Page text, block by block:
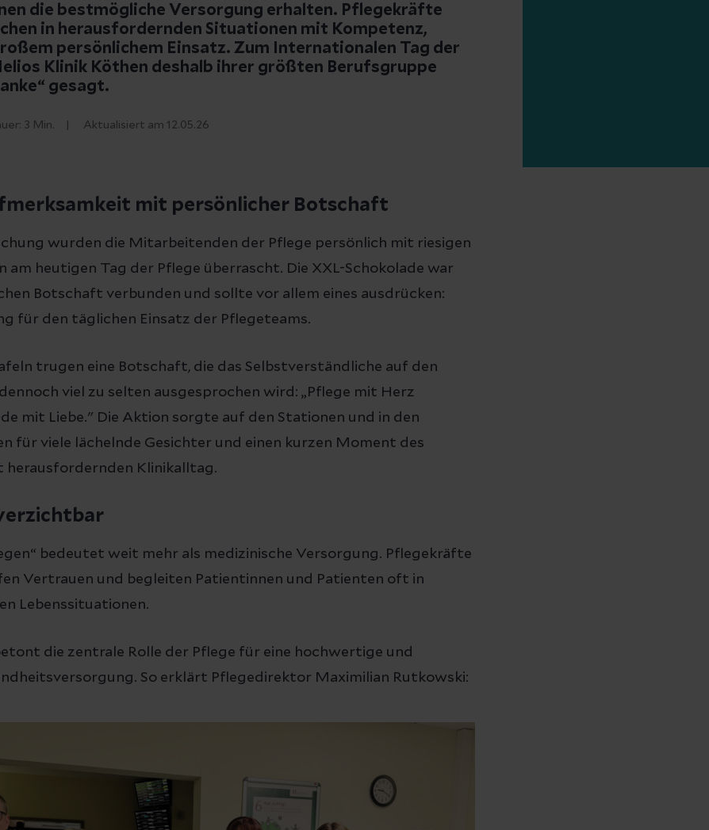
die bestmögliche Versorgung erhalten. Pflegekräfte
in herausfordernden Situationen mit Kompetenz,
persönlichem Einsatz. Zum Internationalen Tag der
Klinik Köthen deshalb ihrer größten Berufsgruppe
gesagt.
3 Min. Aktualisiert am 12.05.26
mit persönlicher Botschaft
wurden die Mitarbeitenden der Pflege persönlich mit riesigen
am heutigen Tag der Pflege überrascht. Die XXL-Schokolade war
Botschaft verbunden und sollte vor allem eines ausdrücken:
für den täglichen Einsatz der Pflegeteams.
trugen eine Botschaft, die das Selbstverständliche auf den
viel zu selten ausgesprochen wird: „Pflege mit Herz
mit Liebe." Die Aktion sorgte auf den Stationen und in den
für viele lächelnde Gesichter und einen kurzen Moment des
herausfordernden Klinikalltag.
bedeutet weit mehr als medizinische Versorgung. Pflegekräfte
Vertrauen und begleiten Patientinnen und Patienten oft in
Lebenssituationen.
die zentrale Rolle der Pflege für eine hochwertige und
So erklärt Pflegedirektor Maximilian Rutkowski: